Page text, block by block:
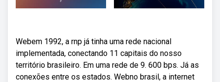
Webem 1992, a rnp já tinha uma rede nacional
implementada, conectando 11 capitais do nosso
território brasileiro. Em uma rede de 9. 600 bps. Já as
conexões entre os estados. Webno brasil, a internet